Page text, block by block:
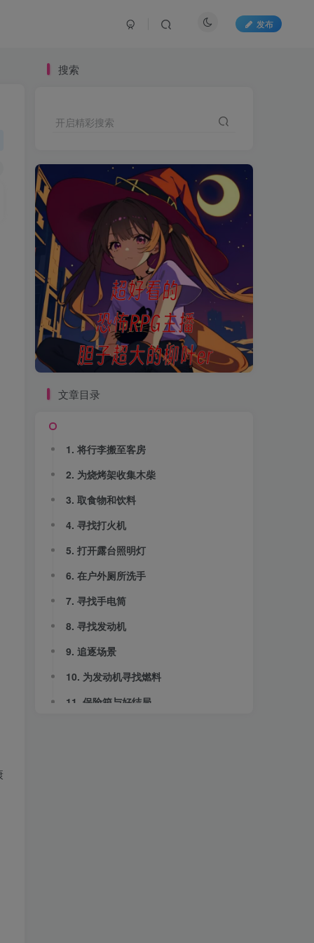
发布
搜索
开启精彩搜索
文章目录
1. 将行李搬至客房
2. 为烧烤架收集木柴
3. 取食物和饮料
4. 寻找打火机
5. 打开露台照明灯
6. 在户外厕所洗手
7. 寻找手电筒
8. 寻找发动机
9. 追逐场景
10. 为发动机寻找燃料
11. 保险箱与好结局